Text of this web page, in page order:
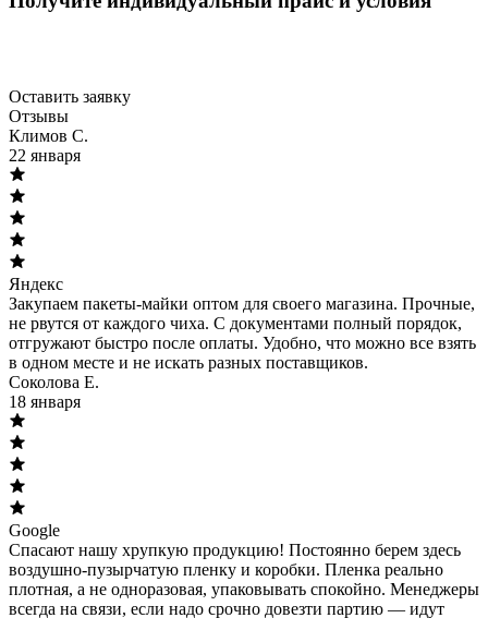
Оставить заявку
Отзывы
Климов С.
22 января
Яндекс
Закупаем пакеты-майки оптом для своего магазина. Прочные,
не рвутся от каждого чиха. С документами полный порядок,
отгружают быстро после оплаты. Удобно, что можно все взять
в одном месте и не искать разных поставщиков.
Соколова Е.
18 января
Google
Спасают нашу хрупкую продукцию! Постоянно берем здесь
воздушно-пузырчатую пленку и коробки. Пленка реально
плотная, а не одноразовая, упаковывать спокойно. Менеджеры
всегда на связи, если надо срочно довезти партию — идут